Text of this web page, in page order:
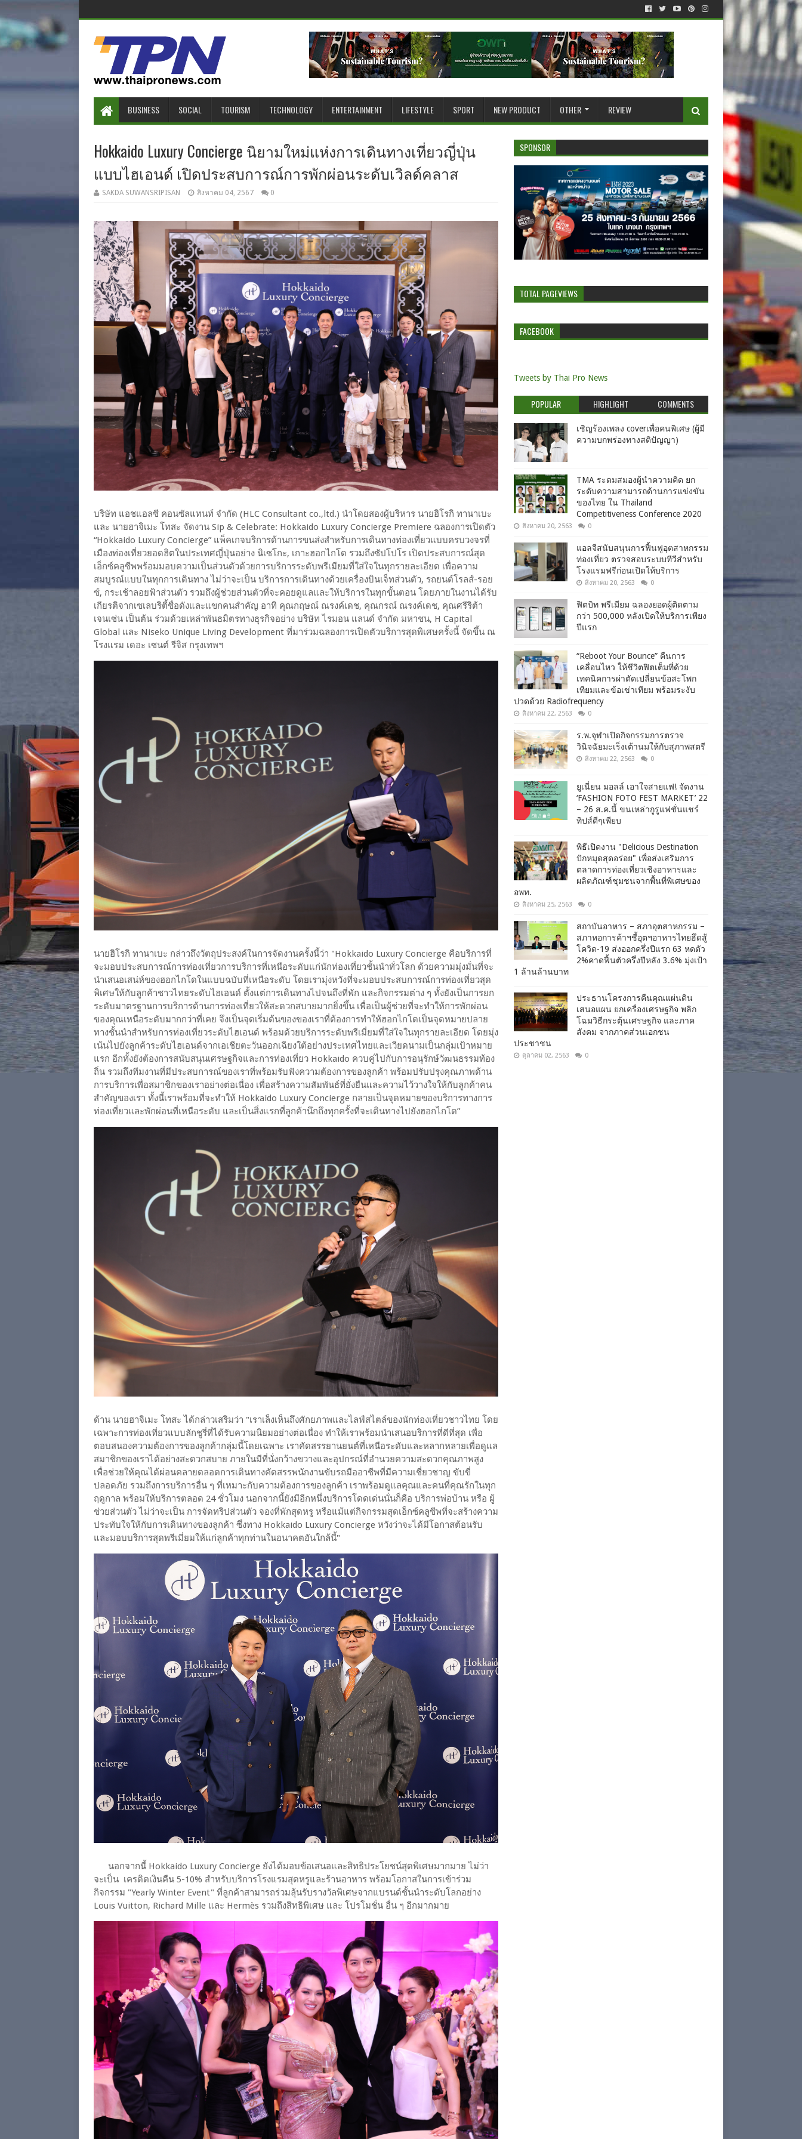
BUSINESS SOCIAL TOURISM TECHNOLOGY ENTERTAINMENT LIFESTYLE SPORT NEW PRODUCT OTHER REVIEW
Hokkaido Luxury Concierge นิยามใหม่แห่งการเดินทางเที่ยวญี่ปุ่น
แบบไฮเอนด์ เปิดประสบการณ์การพักผ่อนระดับเวิลด์คลาส
SAKDA SUWANSRIPISAN สิงหาคม 04, 2567 0
บริษัท แอชแอลซี คอนซัลแทนท์ จำกัด (HLC Consultant co.,ltd.) นำโดยสองผู้บริหาร นายฮิโรกิ ทานาเบะ
และ นายฮาจิเมะ โทสะ จัดงาน Sip & Celebrate: Hokkaido Luxury Concierge Premiere ฉลองการเปิดตัว
“Hokkaido Luxury Concierge” แพ็คเกจบริการด้านการขนส่งสำหรับการเดินทางท่องเที่ยวแบบครบวงจรที่
เมืองท่องเที่ยวยอดฮิตในประเทศญี่ปุ่นอย่าง นิเซโกะ, เกาะฮอกไกโด รวมถึงซัปโปโร เปิดประสบการณ์สุด
เอ็กซ์คลูซีพพร้อมมอบความเป็นส่วนตัวด้วยการบริการระดับพรีเมียมที่ใส่ใจในทุกรายละเอียด เพื่อความ
สมบูรณ์แบบในทุกการเดินทาง ไม่ว่าจะเป็น บริการการเดินทางด้วยเครื่องบินเจ็ทส่วนตัว, รถยนต์โรลส์-รอย
ซ์, กระเช้าลอยฟ้าส่วนตัว รวมถึงผู้ช่วยส่วนตัวที่จะคอยดูแลและให้บริการในทุกขั้นตอน โดยภายในงานได้รับ
เกียรติจากเซเลบริตี้ชื่อดังและแขกคนสำคัญ อาทิ คุณกฤษณ์ ณรงค์เดช, คุณกรณ์ ณรงค์เดช, คุณศรีริต้า
เจนเซ่น เป็นต้น ร่วมด้วยเหล่าพันธมิตรทางธุรกิจอย่าง บริษัท ไรมอน แลนด์ จำกัด มหาชน, H Capital
Global และ Niseko Unique Living Development ที่มาร่วมฉลองการเปิดตัวบริการสุดพิเศษครั้งนี้ จัดขึ้น ณ
โรงแรม เดอะ เซนต์ รีจิส กรุงเทพฯ
นายฮิโรกิ ทานาเบะ กล่าวถึงวัตถุประสงค์ในการจัดงานครั้งนี้ว่า "Hokkaido Luxury Concierge คือบริการที่
จะมอบประสบการณ์การท่องเที่ยวการบริการที่เหนือระดับแก่นักท่องเที่ยวชั้นนำทั่วโลก ด้วยความมุ่งมั่นที่จะ
นำเสนอเสน่ห์ของฮอกไกโดในแบบฉบับที่เหนือระดับ โดยเรามุ่งหวังที่จะมอบประสบการณ์การท่องเที่ยวสุด
พิเศษให้กับลูกค้าชาวไทยระดับไฮเอนด์ ตั้งแต่การเดินทางไปจนถึงที่พัก และกิจกรรมต่าง ๆ ทั้งยังเป็นการยก
ระดับมาตรฐานการบริการด้านการท่องเที่ยวให้สะดวกสบายมากยิ่งขึ้น เพื่อเป็นผู้ช่วยที่จะทำให้การพักผ่อน
ของคุณเหนือระดับมากกว่าที่เคย จึงเป็นจุดเริ่มต้นของของเราที่ต้องการทำให้ฮอกไกโดเป็นจุดหมายปลาย
ทางชั้นนำสำหรับการท่องเที่ยวระดับไฮเอนด์ พร้อมด้วยบริการระดับพรีเมี่ยมที่ใส่ใจในทุกรายละเอียด โดยมุ่ง
เน้นไปยังลูกค้าระดับไฮเอนด์จากเอเชียตะวันออกเฉียงใต้อย่างประเทศไทยและเวียดนามเป็นกลุ่มเป้าหมาย
แรก อีกทั้งยังต้องการสนับสนุนเศรษฐกิจและการท่องเที่ยว Hokkaido ควบคู่ไปกับการอนุรักษ์วัฒนธรรมท้อง
ถิ่น รวมถึงทีมงานที่มีประสบการณ์ของเราที่พร้อมรับฟังความต้องการของลูกค้า พร้อมปรับปรุงคุณภาพด้าน
การบริการเพื่อสมาชิกของเราอย่างต่อเนื่อง เพื่อสร้างความสัมพันธ์ที่ยั่งยืนและความไว้วางใจให้กับลูกค้าคน
สำคัญของเรา ทั้งนี้เราพร้อมที่จะทำให้ Hokkaido Luxury Concierge กลายเป็นจุดหมายของบริการทางการ
ท่องเที่ยวและพักผ่อนที่เหนือระดับ และเป็นสิ่งแรกที่ลูกค้านึกถึงทุกครั้งที่จะเดินทางไปยังฮอกไกโด”
ด้าน นายฮาจิเมะ โทสะ ได้กล่าวเสริมว่า "เราเล็งเห็นถึงศักยภาพและไลฟ์สไตล์ของนักท่องเที่ยวชาวไทย โดย
เฉพาะการท่องเที่ยวแบบลักชูรี่ที่ได้รับความนิยมอย่างต่อเนื่อง ทำให้เราพร้อมนำเสนอบริการที่ดีที่สุด เพื่อ
ตอบสนองความต้องการของลูกค้ากลุ่มนี้โดยเฉพาะ เราคัดสรรยานยนต์ที่เหนือระดับและหลากหลายเพื่อดูแล
สมาชิกของเราได้อย่างสะดวกสบาย ภายในมีที่นั่งกว้างขวางและอุปกรณ์ที่อำนวยความสะดวกคุณภาพสูง
เพื่อช่วยให้คุณได้ผ่อนคลายตลอดการเดินทางคัดสรรพนักงานขับรถมืออาชีพที่มีความเชี่ยวชาญ ขับขี่
ปลอดภัย รวมถึงการบริการอื่น ๆ ที่เหมาะกับความต้องการของลูกค้า เราพร้อมดูแลคุณและคนที่คุณรักในทุก
ฤดูกาล พร้อมให้บริการตลอด 24 ชั่วโมง นอกจากนี้ยังมีอีกหนึ่งบริการโดดเด่นนั่นก็คือ บริการพ่อบ้าน หรือ ผู้
ช่วยส่วนตัว ไม่ว่าจะเป็น การจัดทริปส่วนตัว จองที่พักสุดหรู หรือแม้แต่กิจกรรมสุดเอ็กซ์คลูซีพที่จะสร้างความ
ประทับใจให้กับการเดินทางของลูกค้า ซึ่งทาง Hokkaido Luxury Concierge หวังว่าจะได้มีโอกาสต้อนรับ
และมอบบริการสุดพรีเมี่ยมให้แก่ลูกค้าทุกท่านในอนาคตอันใกล้นี้"
นอกจากนี้ Hokkaido Luxury Concierge ยังได้มอบข้อเสนอและสิทธิประโยชน์สุดพิเศษมากมาย ไม่ว่า
จะเป็น เครดิตเงินคืน 5-10% สำหรับบริการโรงแรมสุดหรูและร้านอาหาร พร้อมโอกาสในการเข้าร่วม
กิจกรรม "Yearly Winter Event" ที่ลูกค้าสามารถร่วมลุ้นรับรางวัลพิเศษจากแบรนด์ชั้นนำระดับโลกอย่าง
Louis Vuitton, Richard Mille และ Hermès รวมถึงสิทธิพิเศษ และ โปรโมชั่น อื่น ๆ อีกมากมาย
SPONSOR
TOTAL PAGEVIEWS
FACEBOOK
Tweets by Thai Pro News
POPULAR HIGHLIGHT COMMENTS
เชิญร้องเพลง coverเพื่อคนพิเศษ (ผู้มี
ความบกพร่องทางสติปัญญา)
TMA ระดมสมองผู้นำความคิด ยก
ระดับความสามารถด้านการแข่งขัน
ของไทย ใน Thailand
Competitiveness Conference 2020
สิงหาคม 20, 2563 0
แอลจีสนับสนุนการฟื้นฟูอุตสาหกรรม
ท่องเที่ยว ตรวจสอบระบบทีวีสำหรับ
โรงแรมฟรีก่อนเปิดให้บริการ
สิงหาคม 20, 2563 0
ฟิตบิท พรีเมียม ฉลองยอดผู้ติดตาม
กว่า 500,000 หลังเปิดให้บริการเพียง
ปีแรก
“Reboot Your Bounce” คืนการ
เคลื่อนไหว ให้ชีวิตฟิตเต็มที่ด้วย
เทคนิคการผ่าตัดเปลี่ยนข้อสะโพก
เทียมและข้อเข่าเทียม พร้อมระงับ
ปวดด้วย Radiofrequency
สิงหาคม 22, 2563 0
ร.พ.จุฬาเปิดกิจกรรมการตรวจ
วินิจฉัยมะเร็งเต้านมให้กับสุภาพสตรี
สิงหาคม 22, 2563 0
ยูเนี่ยน มอลล์ เอาใจสายแฟ! จัดงาน
‘FASHION FOTO FEST MARKET’ 22
– 26 ส.ค.นี้ ขนเหล่ากูรูแฟชั่นแชร์
ทิปส์ดีๆเพียบ
พิธีเปิดงาน "Delicious Destination
ปักหมุดสุดอร่อย" เพื่อส่งเสริมการ
ตลาดการท่องเที่ยวเชิงอาหารและ
ผลิตภัณฑ์ชุมชนจากพื้นที่พิเศษของ
อพท.
สิงหาคม 25, 2563 0
สถาบันอาหาร – สภาอุตสาหกรรม –
สภาหอการค้าฯชี้อุตฯอาหารไทยฮึดสู้
โควิด-19 ส่งออกครึ่งปีแรก 63 หดตัว
2%คาดฟื้นตัวครึ่งปีหลัง 3.6% มุ่งเป้า
1 ล้านล้านบาท
ประธานโครงการคืนคุณแผ่นดิน
เสนอแผน ยกเครื่องเศรษฐกิจ พลิก
โฉมวิธีกระตุ้นเศรษฐกิจ และภาค
สังคม จากภาคส่วนเอกชน
ประชาชน
ตุลาคม 02, 2563 0